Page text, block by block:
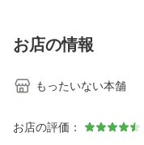
恵 藤本幸三 / 南江
堂 [単行
お店の情報
もったいない本舗
お店の評価：